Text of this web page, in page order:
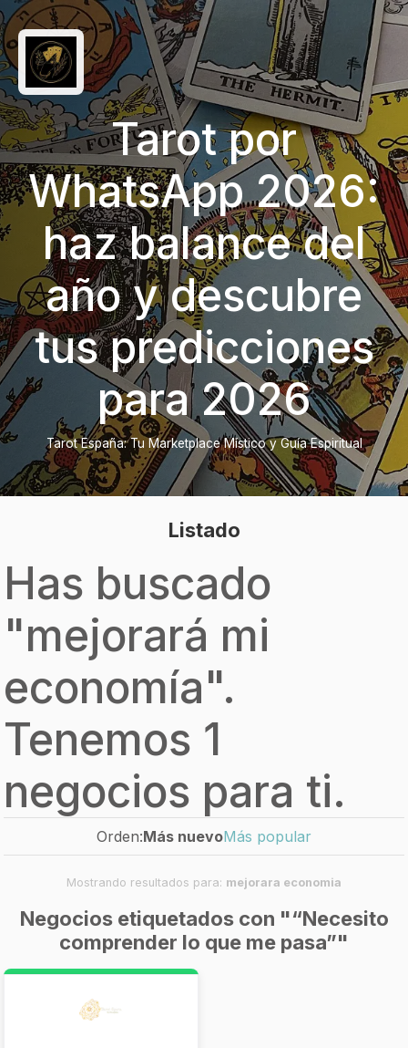
Tarot por
WhatsApp 2026:
haz balance del
año y descubre
tus predicciones
para 2026
Tarot España: Tu Marketplace Místico y Guía Espiritual
Listado
Has buscado
"mejorará mi
economía".
Tenemos 1
negocios para ti.
Orden:Más nuevoMás popular
Mostrando resultados para: mejorara economia
Negocios etiquetados con "“Necesito
comprender lo que me pasa”"